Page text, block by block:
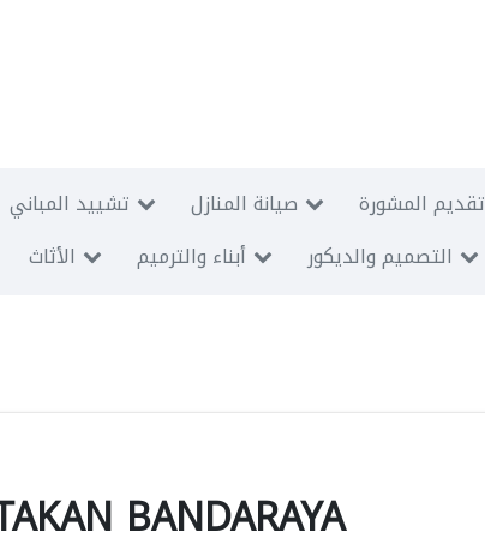
تشييد المباني صيانة المنازل تقديم المشورة
الأثاث أبناء والترميم التصميم والديكور
BANDARAYA